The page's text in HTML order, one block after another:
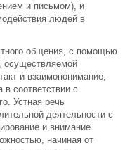
и письмом), и
людей в
общения, с помощью
осуществляемой
и взаимопонимание,
в соответствии с
Устная речь
деятельности с
и внимание.
начиная от